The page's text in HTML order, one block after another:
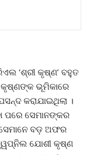
‘ଶ୍ରୀ କୃଷ୍ଣ’ ବହୁତ
କୃଷ୍ଣଙ୍କ ଭୂମିକାରେ
କରାଯାଇଥିଲା ।
ପରେ ସେମାନଙ୍କର
ବଡ଼ ଅଫର
ଯୋଶୀ କୃଷ୍ଣ